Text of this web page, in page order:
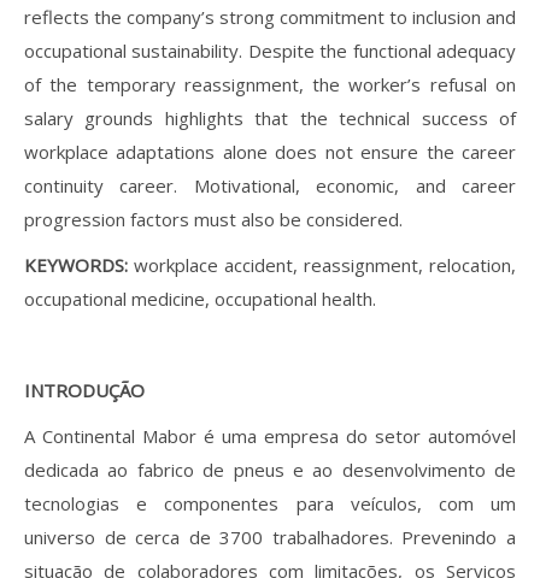
reflects the company’s strong commitment to inclusion and
occupational sustainability. Despite the functional adequacy
of the temporary reassignment, the worker’s refusal on
salary grounds highlights that the technical success of
workplace adaptations alone does not ensure the career
continuity career. Motivational, economic, and career
progression factors must also be considered.
KEYWORDS: workplace accident, reassignment, relocation,
occupational medicine, occupational health.
INTRODUÇÃO
A Continental Mabor é uma empresa do setor automóvel
dedicada ao fabrico de pneus e ao desenvolvimento de
tecnologias e componentes para veículos, com um
universo de cerca de 3700 trabalhadores. Prevenindo a
situação de colaboradores com limitações, os Serviços